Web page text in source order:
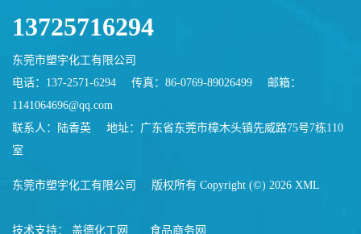
13725716294
东莞市塑宇化工有限公司
电话：137-2571-6294
传真：86-0769-89026499
邮箱：
1141064696@qq.com
联系人：陆香英
地址：广东省东莞市樟木头镇先威路75号7栋110
室
东莞市塑宇化工有限公司 版权所有 Copyright (©) 2026 XML
技术支持： 盖德化工网 食品商务网